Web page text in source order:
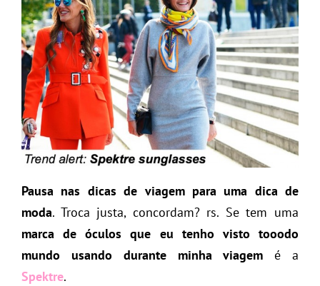
Pausa nas dicas de viagem para uma dica de
moda. Troca justa, concordam? rs. Se tem uma
marca de óculos que eu tenho visto tooodo
mundo usando durante minha viagem é a
Spektre.